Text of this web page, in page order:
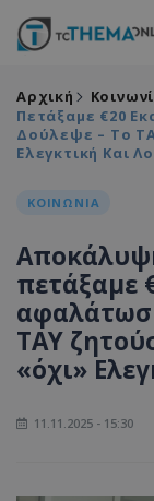
Αρχική
Πετάξαμε €20
Δούλεψε – Το
Ελεγκτική Και
ΚΟΙΝΩΝΙΑ
πετάξαμε
ΤΑΥ
«όχι»
11.11.2025 - 15:30